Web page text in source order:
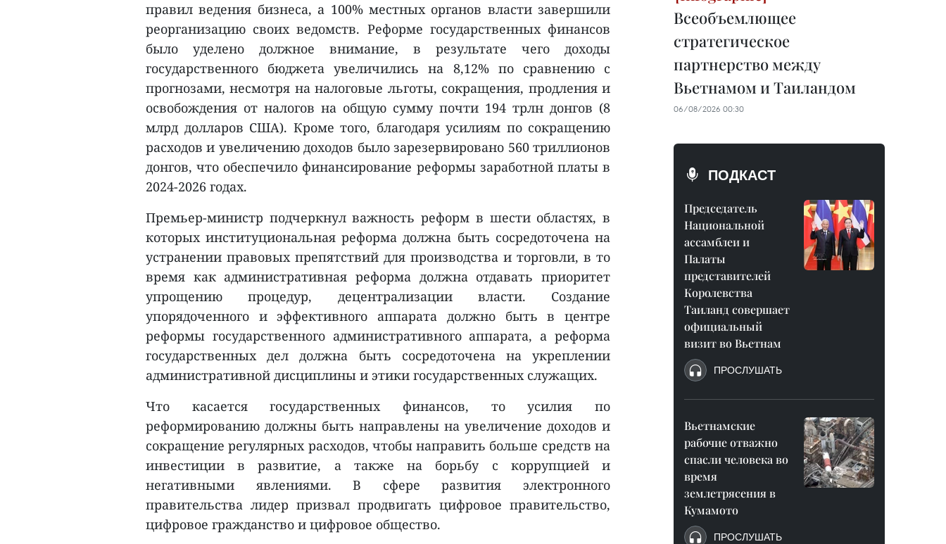
правил ведения бизнеса, а 100% местных органов власти завершили
реорганизацию своих ведомств. Реформе государственных финансов
было уделено должное внимание, в результате чего доходы
государственного бюджета увеличились на 8,12% по сравнению с
прогнозами, несмотря на налоговые льготы, сокращения, продления и
освобождения от налогов на общую сумму почти 194 трлн донгов (8
млрд долларов США). Кроме того, благодаря усилиям по сокращению
расходов и увеличению доходов было зарезервировано 560 триллионов
донгов, что обеспечило финансирование реформы заработной платы в
2024-2026 годах.
Премьер-министр подчеркнул важность реформ в шести областях, в
которых институциональная реформа должна быть сосредоточена на
устранении правовых препятствий для производства и торговли, в то
время как административная реформа должна отдавать приоритет
упрощению процедур, децентрализации власти. Создание
упорядоченного и эффективного аппарата должно быть в центре
реформы государственного административного аппарата, а реформа
государственных дел должна быть сосредоточена на укреплении
административной дисциплины и этики государственных служащих.
Что касается государственных финансов, то усилия по
реформированию должны быть направлены на увеличение доходов и
сокращение регулярных расходов, чтобы направить больше средств на
инвестиции в развитие, а также на борьбу с коррупцией и
негативными явлениями. В сфере развития электронного
правительства лидер призвал продвигать цифровое правительство,
цифровое гражданство и цифровое общество.
Всеобъемлющее
стратегическое
партнерство между
Вьетнамом и Таиландом
06/08/2026 00:30
ПОДКАСТ
Председатель
Национальной
ассамблеи и
Палаты
представителей
Королевства
Таиланд совершает
официальный
визит во Вьетнам
ПРОСЛУШАТЬ
Вьетнамские
рабочие отважно
спасли человека во
время
землетрясения в
Кумамото
ПРОСЛУШАТЬ